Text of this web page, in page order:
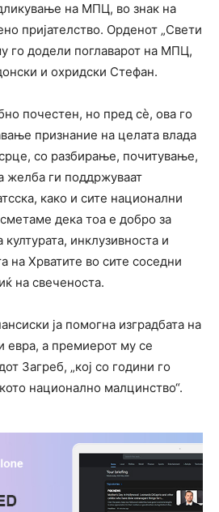
на МПЦ, во знак на
пријателство. Орденот „Свети
го додели поглаварот на МПЦ,
и охридски Стефан.
почестен, но пред сè, ова го
признание на целата влада
со разбирање, почитување,
желба ги поддржуваат
како и сите национални
дека тоа е добро за
инклузивноста и
на Хрватите во сите соседни
на свеченоста.
ја помогна изградбата на
евра, а премиерот му се
Загреб, „кој со години го
национално малцинство“.